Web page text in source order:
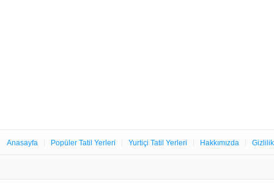
Anasayfa Popüler Tatil Yerleri Yurtiçi Tatil Yerleri Hakkımızda